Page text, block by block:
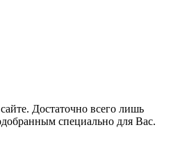
Достаточно всего лишь
специально для Вас.